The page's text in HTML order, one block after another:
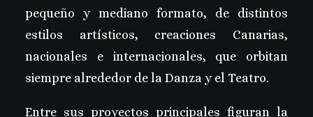
pequeño y mediano formato, de distintos
estilos artísticos, creaciones Canarias,
nacionales e internacionales, que orbitan
siempre alrededor de la Danza y el Teatro.
Entre sus proyectos principales figuran la